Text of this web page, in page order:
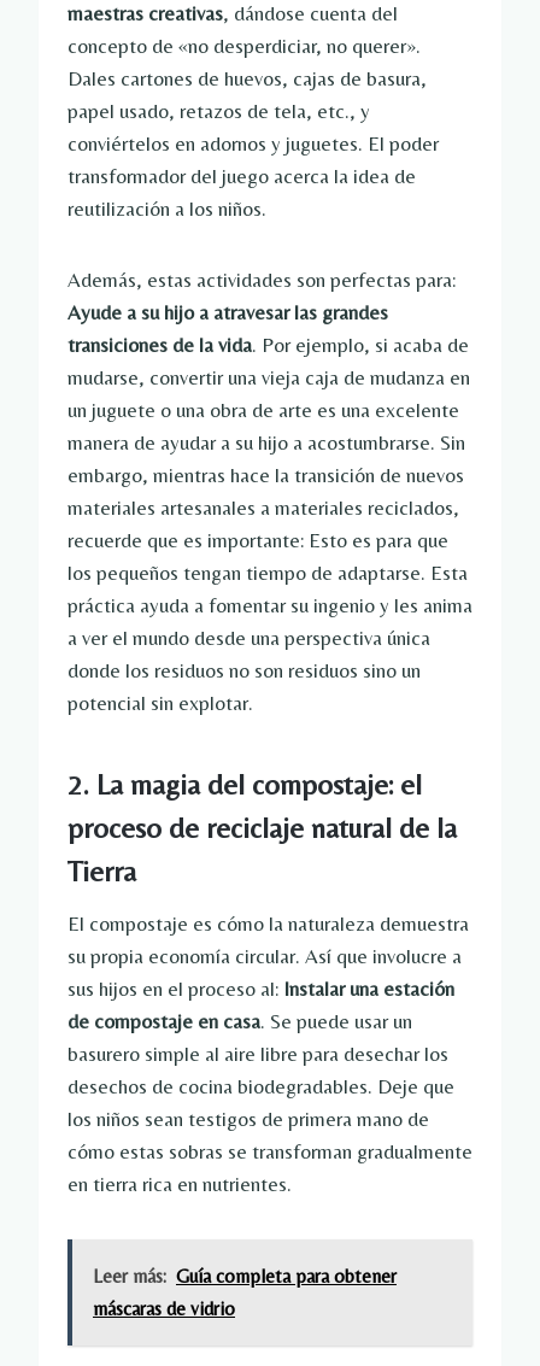
maestras creativas, dándose cuenta del
concepto de «no desperdiciar, no querer».
Dales cartones de huevos, cajas de basura,
papel usado, retazos de tela, etc., y
conviértelos en adornos y juguetes. El poder
transformador del juego acerca la idea de
reutilización a los niños.
Además, estas actividades son perfectas para:
Ayude a su hijo a atravesar las grandes
transiciones de la vida. Por ejemplo, si acaba de
mudarse, convertir una vieja caja de mudanza en
un juguete o una obra de arte es una excelente
manera de ayudar a su hijo a acostumbrarse. Sin
embargo, mientras hace la transición de nuevos
materiales artesanales a materiales reciclados,
recuerde que es importante: Esto es para que
los pequeños tengan tiempo de adaptarse. Esta
práctica ayuda a fomentar su ingenio y les anima
a ver el mundo desde una perspectiva única
donde los residuos no son residuos sino un
potencial sin explotar.
2. La magia del compostaje: el
proceso de reciclaje natural de la
Tierra
El compostaje es cómo la naturaleza demuestra
su propia economía circular. Así que involucre a
sus hijos en el proceso al: Instalar una estación
de compostaje en casa. Se puede usar un
basurero simple al aire libre para desechar los
desechos de cocina biodegradables. Deje que
los niños sean testigos de primera mano de
cómo estas sobras se transforman gradualmente
en tierra rica en nutrientes.
Leer más: Guía completa para obtener
máscaras de vidrio